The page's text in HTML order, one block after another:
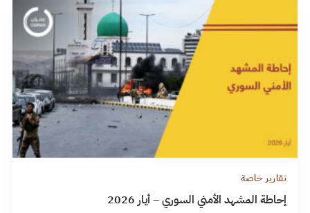
تقارير خاصة
إحاطة المشهد الأمني السوري – أيار 2026